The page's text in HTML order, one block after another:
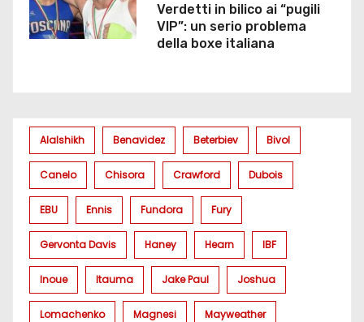
Verdetti in bilico ai “pugili
VIP”: un serio problema
della boxe italiana
Alalshikh Benavidez Beterbiev Bivol
Canelo Chisora Crawford Dubois
EBU Ennis Fundora Fury
Gervonta Davis Haney Hearn IBF
Inoue Itauma Jake Paul Joshua
Lomachenko Magnesi Mayweather